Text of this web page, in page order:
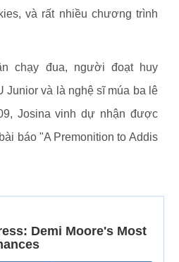
và rất nhiều chương trình
chạy đua, người đoạt huy
Junior và là nghệ sĩ múa ba lê
Josina vinh dự nhận được
báo "A Premonition to Addis